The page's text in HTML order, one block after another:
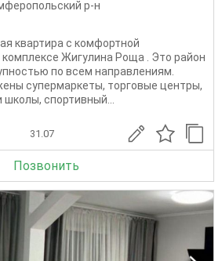
р-н
квартира с комфортной
Жигулина Роща . Это район
по всем направлениям.
супермаркеты, торговые центры,
спортивный...
31.07
Позвонить